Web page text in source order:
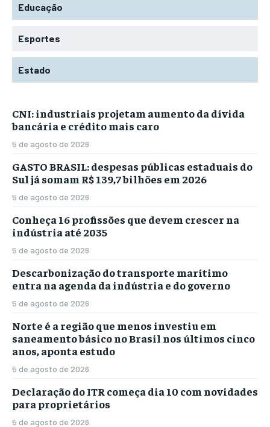
Educação
Esportes
Estado
CNI: industriais projetam aumento da dívida
bancária e crédito mais caro
5 de agosto de 2026
GASTO BRASIL: despesas públicas estaduais do
Sul já somam R$ 139,7 bilhões em 2026
5 de agosto de 2026
Conheça 16 profissões que devem crescer na
indústria até 2035
5 de agosto de 2026
Descarbonização do transporte marítimo
entra na agenda da indústria e do governo
5 de agosto de 2026
Norte é a região que menos investiu em
saneamento básico no Brasil nos últimos cinco
anos, aponta estudo
5 de agosto de 2026
Declaração do ITR começa dia 10 com novidades
para proprietários
5 de agosto de 2026